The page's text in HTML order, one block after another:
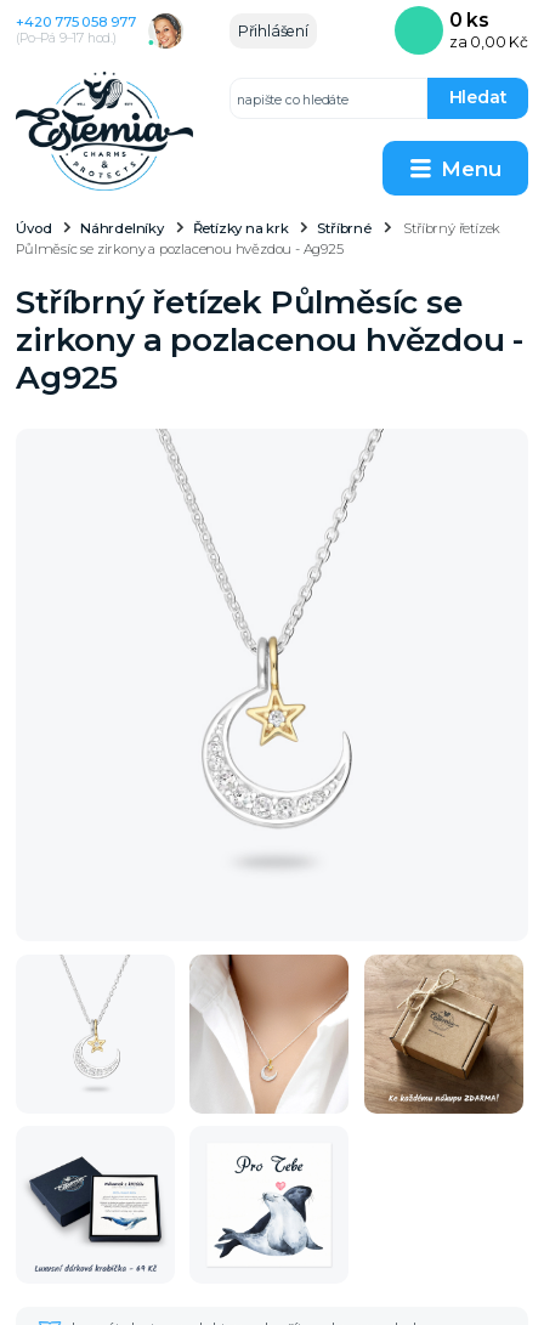
Menu
Přihlášení
Hledat
+420 775 058 977
(Po–Pá 9–17 hod.)
0 ks
za 0,00 Kč
Úvod Náhrdelníky Řetízky na krk Stříbrné
Stříbrný řetízek
Půlměsíc se zirkony a pozlacenou hvězdou - Ag925
Stříbrný řetízek Půlměsíc se
zirkony a pozlacenou hvězdou -
Ag925